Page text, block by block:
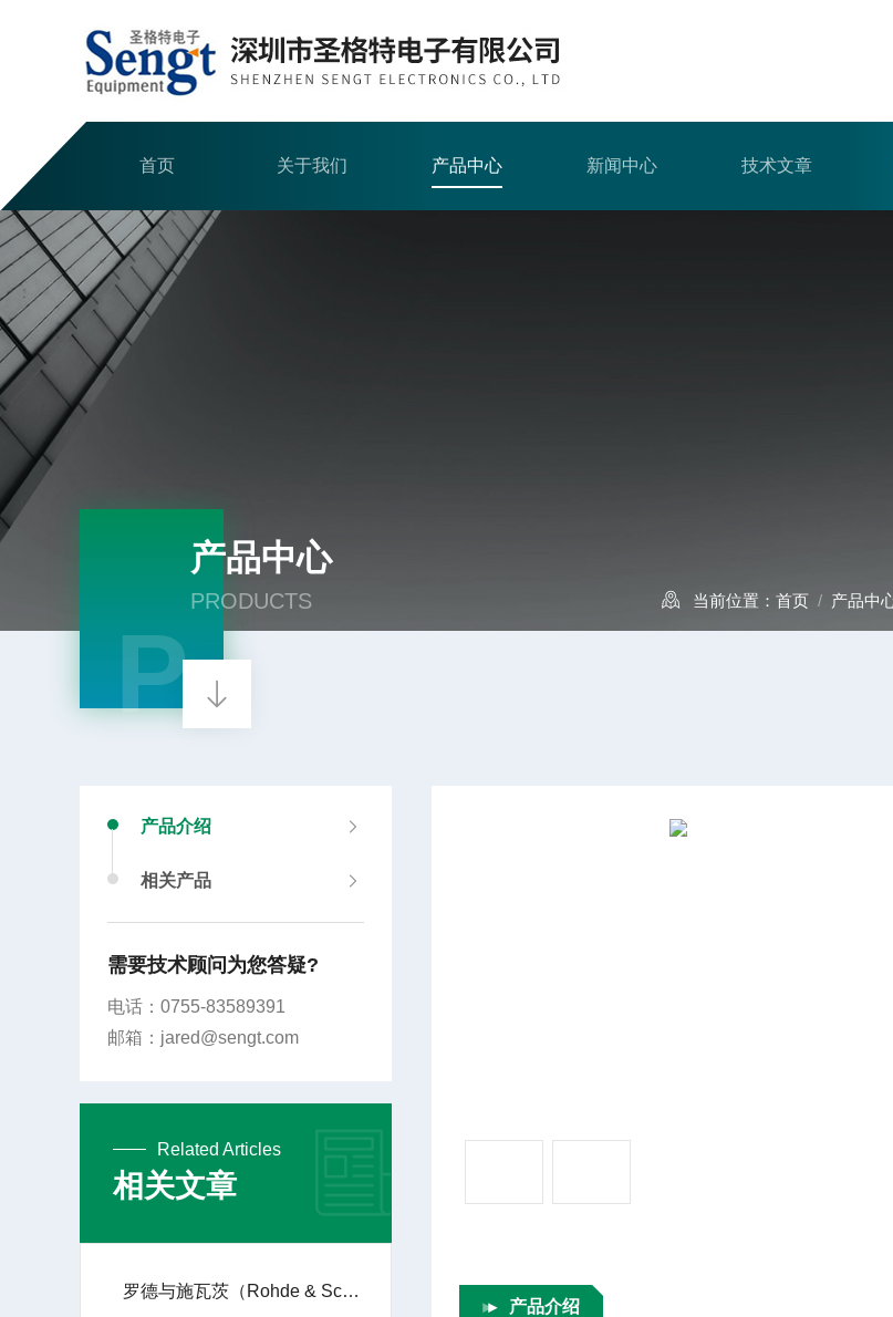
首页 关于我们 产品中心 新闻中心 技术文章
产品中心
PRODUCTS
P
当前位置： 首页 / 产品中
产品介绍
产品介绍
相关产品
需要技术顾问为您答疑?
电话：0755-83589391
邮箱：jared@sengt.com
Related Articles
相关文章
罗德与施瓦茨（Rohde & Schwarz）的 R&S®SMW200A